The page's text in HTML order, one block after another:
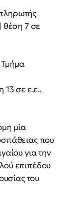
θέση 7 σε
13 σε ε.ε.,
μία
που
για την
επιπέδου
του